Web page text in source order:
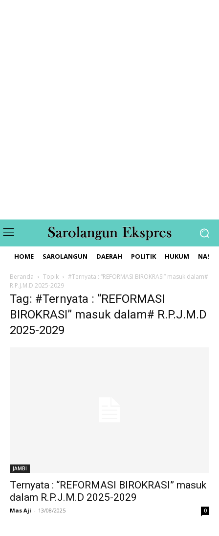
HOME SAROLANGUN DAERAH POLITIK HUKUM
Beranda Topik
#Ternyata : “REFORMASI BIROKRASI” masuk dalam#
R.P.J.M.D 2025-2029
Tag: #Ternyata : “REFORMASI
BIROKRASI” masuk dalam# R.P.J.M.D
2025-2029
JAMBI
Ternyata : “REFORMASI BIROKRASI” masuk
dalam R.P.J.M.D 2025-2029
Mas Aji - 13/08/2025 0